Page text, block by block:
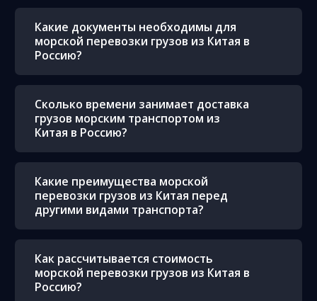
Какие документы необходимы для
морской перевозки грузов из Китая в
Россию?
Сколько времени занимает доставка
грузов морским транспортом из
Китая в Россию?
Какие преимущества морской
перевозки грузов из Китая перед
другими видами транспорта?
Как рассчитывается стоимость
морской перевозки грузов из Китая в
Россию?